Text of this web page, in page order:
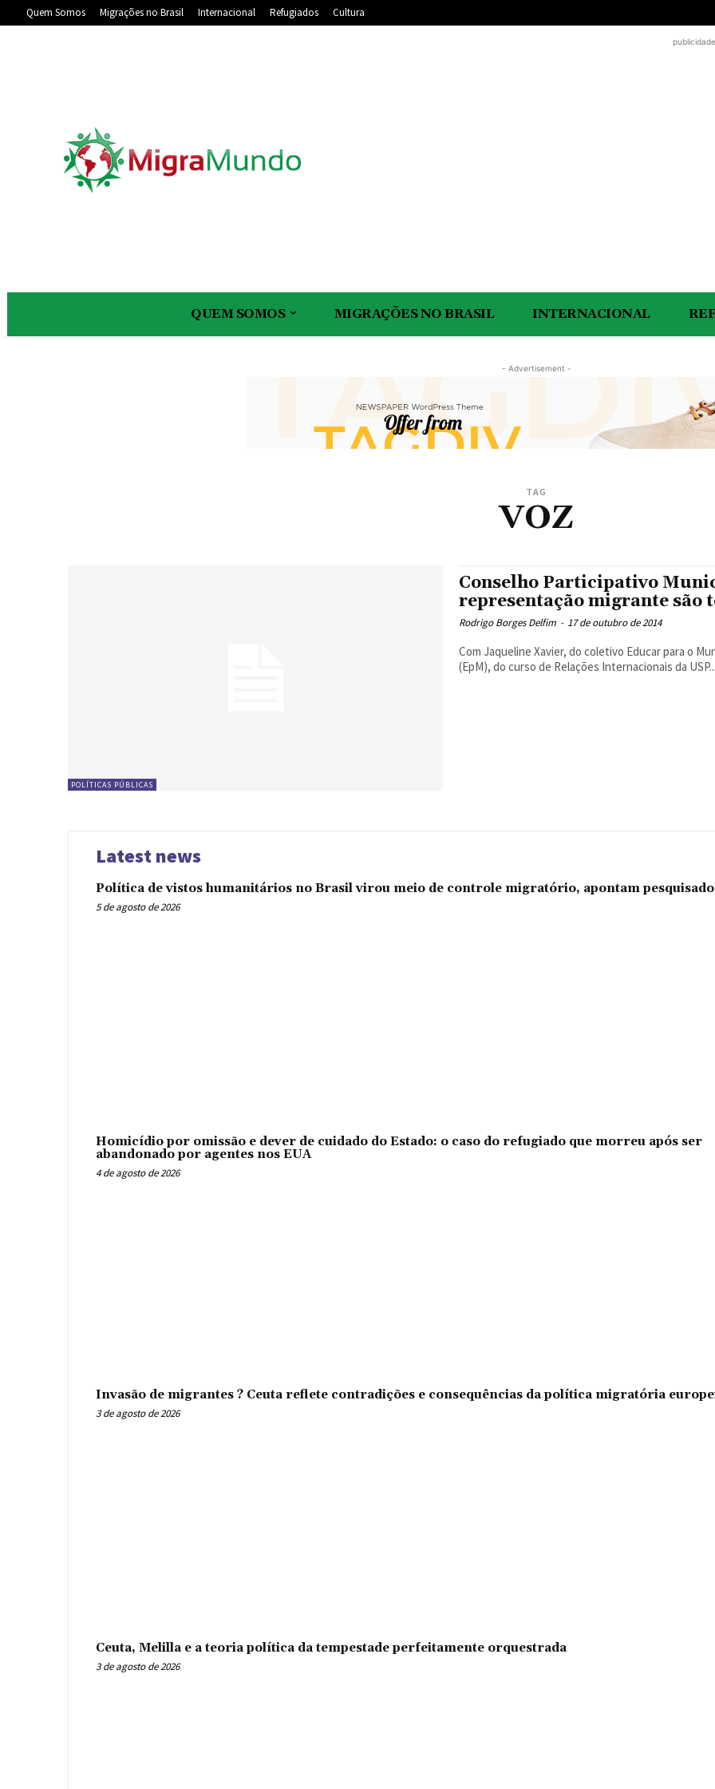
Quem Somos Migrações no Brasil Internacional Refugiados Cultura
QUEM SOMOS MIGRAÇÕES NO BRASIL INTERNACIONAL
- Advertisement -
TAG
VOZ
POLÍTICAS PÚBLICAS
Conselho Participativo
representação migrante são
Rodrigo Borges Delfim - 17 de outubro de 2014
Com Jaqueline Xavier, do coletivo Educar para o Mundo O Coletivo de Extensão Popular Educar Para
(EpM), do curso de Relações Internacionais da
Latest news
Política de vistos humanitários no Brasil virou meio de controle migratório, apontam
5 de agosto de 2026
Homicídio por omissão e dever de cuidado do Estado: o caso do refugiado que morreu após ser
abandonado por agentes nos EUA
4 de agosto de 2026
Invasão de migrantes ? Ceuta reflete contradições e consequências da política migratória
3 de agosto de 2026
Ceuta, Melilla e a teoria política da tempestade perfeitamente orquestrada
3 de agosto de 2026